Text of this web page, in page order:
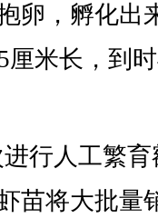
卵，孵化出
厘米长，到
行人工繁
苗将大批量